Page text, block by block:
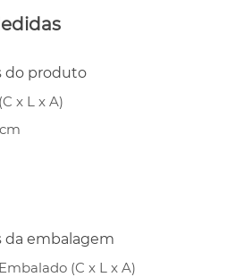
do produto
x L x A)
da embalagem
(C x L x A)